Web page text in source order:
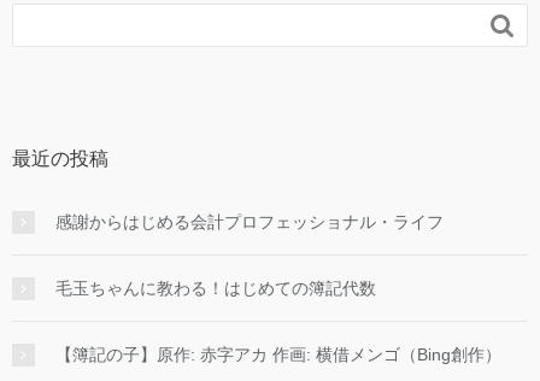

最近の投稿
感謝からはじめる会計プロフェッショナル・ライフ
毛玉ちゃんに教わる！はじめての簿記代数
【簿記の子】原作: 赤字アカ 作画: 横借メンゴ（Bing創作）